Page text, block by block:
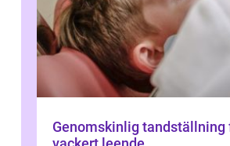
Genomskinlig tandställning